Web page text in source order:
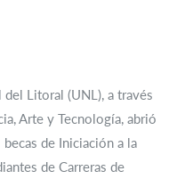
Litoral (UNL), a través
Arte y Tecnología, abrió
de Iniciación a la
de Carreras de